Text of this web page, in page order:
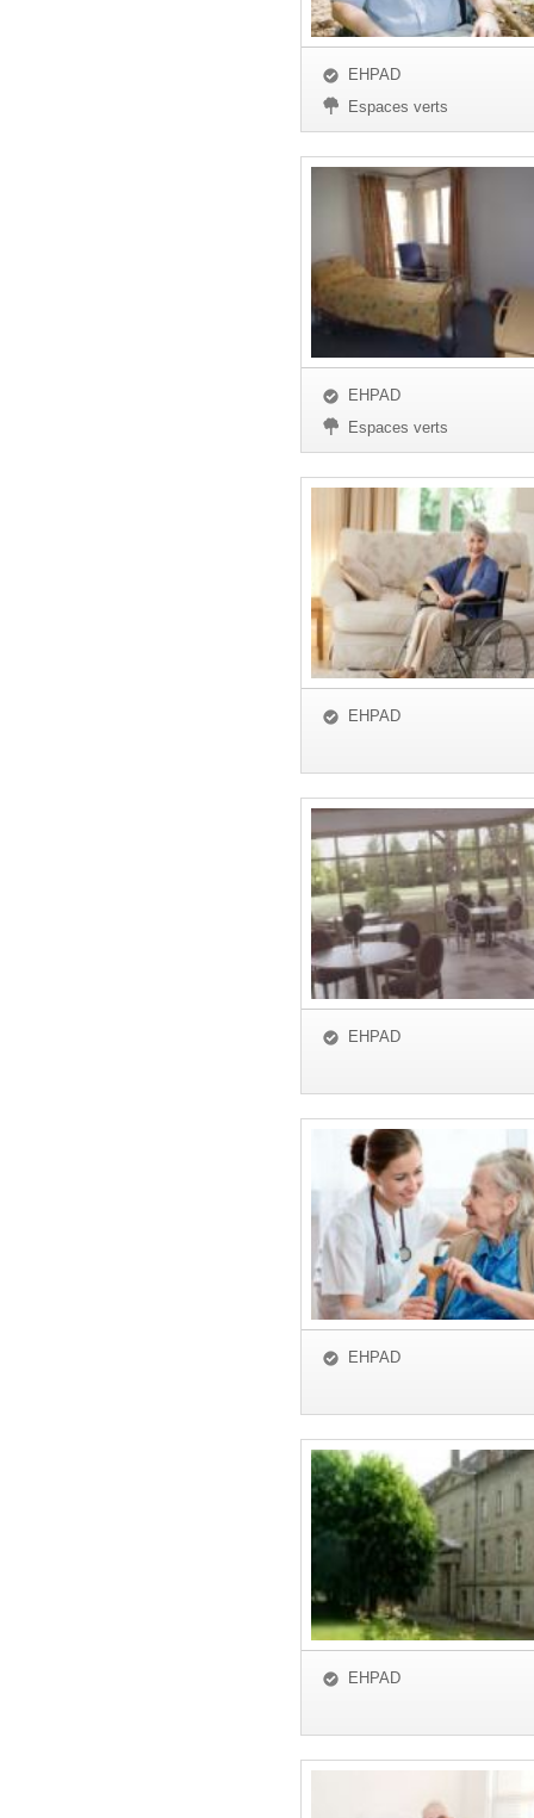
EHPAD
Espaces verts
EHPAD
Espaces verts
EHPAD
EHPAD
EHPAD
EHPAD